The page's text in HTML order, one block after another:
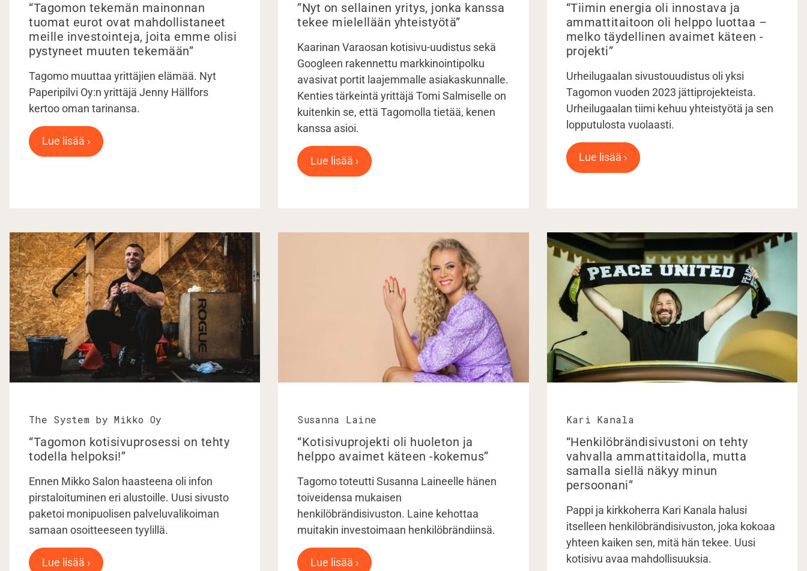
“Tagomon tekemän mainonnan
tuomat eurot ovat mahdollistaneet
meille investointeja, joita emme olisi
pystyneet muuten tekemään”
Tagomo muuttaa yrittäjien elämää. Nyt
Paperipilvi Oy:n yrittäjä Jenny Hällfors
kertoo oman tarinansa.
Lue lisää ›
”Nyt on sellainen yritys, jonka kanssa
tekee mielellään yhteistyötä”
Kaarinan Varaosan kotisivu-uudistus sekä
Googleen rakennettu markkinointipolku
avasivat portit laajemmalle asiakaskunnalle.
Kenties tärkeintä yrittäjä Tomi Salmiselle on
kuitenkin se, että Tagomolla tietää, kenen
kanssa asioi.
Lue lisää ›
“Tiimin energia oli innostava ja
ammattitaitoon oli helppo luottaa –
melko täydellinen avaimet käteen -
projekti”
Urheilugaalan sivustouudistus oli yksi
Tagomon vuoden 2023 jättiprojekteista.
Urheilugaalan tiimi kehuu yhteistyötä ja sen
lopputulosta vuolaasti.
Lue lisää ›
The System by Mikko Oy
“Tagomon kotisivuprosessi on tehty
todella helpoksi!”
Ennen Mikko Salon haasteena oli infon
pirstaloituminen eri alustoille. Uusi sivusto
paketoi monipuolisen palveluvalikoiman
samaan osoitteeseen tyylillä.
Lue lisää ›
Susanna Laine
“Kotisivuprojekti oli huoleton ja
helppo avaimet käteen -kokemus”
Tagomo toteutti Susanna Laineelle hänen
toiveidensa mukaisen
henkilöbrändisivuston. Laine kehottaa
muitakin investoimaan henkilöbrändiinsä.
Lue lisää ›
Kari Kanala
“Henkilöbrändisivustoni on tehty
vahvalla ammattitaidolla, mutta
samalla siellä näkyy minun
persoonani”
Pappi ja kirkkoherra Kari Kanala halusi
itselleen henkilöbrändisivuston, joka kokoaa
yhteen kaiken sen, mitä hän tekee. Uusi
kotisivu avaa mahdollisuuksia.